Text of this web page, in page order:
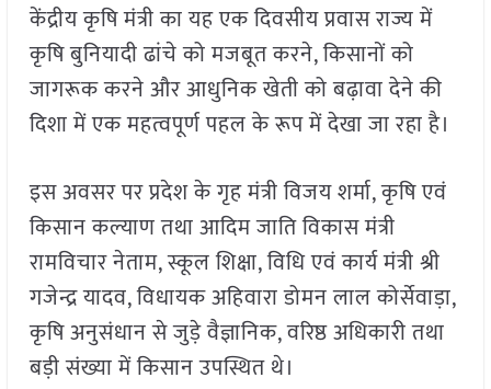
केंद्रीय कृषि मंत्री का यह एक दिवसीय प्रवास राज्य में
कृषि बुनियादी ढांचे को मजबूत करने, किसानों को
जागरूक करने और आधुनिक खेती को बढ़ावा देने की
दिशा में एक महत्वपूर्ण पहल के रूप में देखा जा रहा है।
इस अवसर पर प्रदेश के गृह मंत्री विजय शर्मा, कृषि एवं
किसान कल्याण तथा आदिम जाति विकास मंत्री
रामविचार नेताम, स्कूल शिक्षा, विधि एवं कार्य मंत्री श्री
गजेन्द्र यादव, विधायक अहिवारा डोमन लाल कोर्सेवाड़ा,
कृषि अनुसंधान से जुड़े वैज्ञानिक, वरिष्ठ अधिकारी तथा
बड़ी संख्या में किसान उपस्थित थे।